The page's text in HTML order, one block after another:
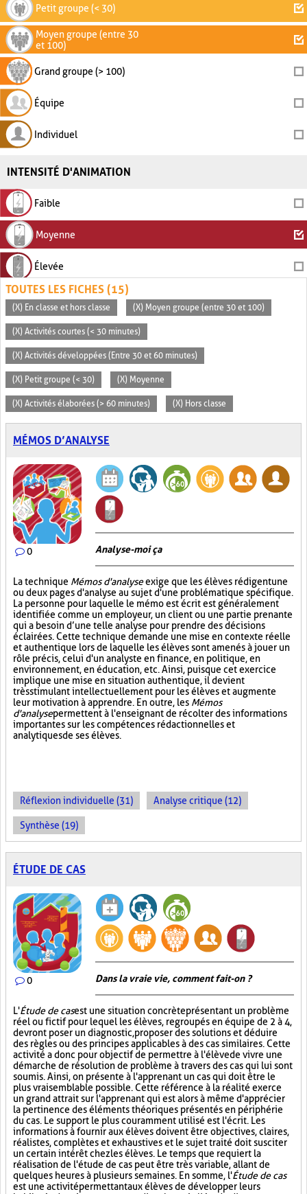
Petit groupe (< 30)
Moyen groupe (entre 30
et 100)
Grand groupe (> 100)
Équipe
Individuel
INTENSITÉ D'ANIMATION
Faible
Moyenne
Élevée
TOUTES LES FICHES (15)
(X) En classe et hors classe (X) Moyen groupe (entre 30 et 100)
(X) Activités courtes (< 30 minutes)
(X) Activités développées (Entre 30 et 60 minutes)
(X) Petit groupe (< 30) (X) Moyenne
(X) Activités élaborées (> 60 minutes) (X) Hors classe
MÉMOS D’ANALYSE
0 Analyse-moi ça
La technique Mémos d'analyseexige que les élèves rédigent une
ou deux pages d'analyse au sujet d'une problématique spécifique.
La personne pour laquelle le mémo est écrit est généralement
identifiée comme un employeur, un client ou une partie prenante
qui a besoin d’une telle analyse pour prendre des décisions
éclairées. Cette technique demande une mise en contexte réelle
et authentique lors de laquelle les élèves sont amenés à jouer un
rôle précis, celui d'un analyste en finance, en politique, en
environnement, en éducation, etc. Ainsi, puisque cet exercice
implique une mise en situation authentique, il devient
très stimulant intellectuellement pour les élèves et augmente
leur motivation à apprendre. En outre, les Mémos
d'analysepermettent à l'enseignant de récolter des informations
importantes sur les compétences rédactionnelles et
analytiques de ses élèves.
Réflexion individuelle (31) Analyse critique (12)
Synthèse (19)
ÉTUDE DE CAS
0 Dans la vraie vie, comment fait-on ?
L'Étude de casest une situation concrète présentant un problème
réel ou fictif pour lequel les élèves, regroupés en équipe de 2 à 4,
devront poser un diagnostic, proposer des solutions et déduire
des règles ou des principes applicables à des cas similaires. Cette
activité a donc pour objectif de permettre à l'élève de vivre une
démarche de résolution de problème à travers des cas qui lui sont
soumis. Ainsi, on présente à l'apprenant un cas qui doit être le
plus vraisemblable possible. Cette référence à la réalité exerce
un grand attrait sur l'apprenant qui est alors à même d'apprécier
la pertinence des éléments théoriques présentés en périphérie
du cas. Le support le plus couramment utilisé est l'écrit. Les
informations à fournir aux élèves doivent être objectives, claires,
réalistes, complètes et exhaustives et le sujet traité doit susciter
un certain intérêt chez les élèves. Le temps que requiert la
réalisation de l'étude de cas peut être très variable, allant de
quelques heures à plusieurs semaines. En somme, l'Étude de cas
est une activité permettant aux élèves de développer leurs